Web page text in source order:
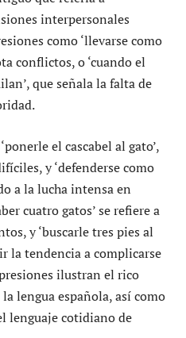
interpersonales
como ‘llevarse como
conflictos, o ‘cuando el
que señala la falta de
el cascabel al gato’,
y ‘defenderse como
a la lucha intensa en
cuatro gatos’ se refiere a
y ‘buscarle tres pies al
la tendencia a complicarse
ilustran el rico
lengua española, así como
lenguaje cotidiano de